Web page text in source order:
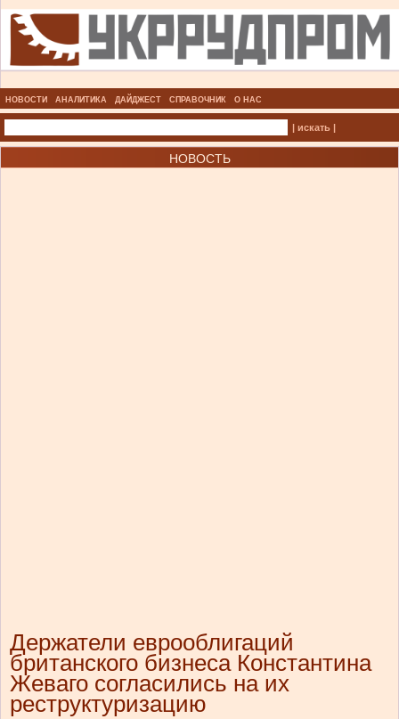
НОВОСТИ АНАЛИТИКА ДАЙДЖЕСТ СПРАВОЧНИК О НАС
| искать |
НОВОСТЬ
Держатели еврооблигаций
британского бизнеса Константина
Жеваго согласились на их
реструктуризацию